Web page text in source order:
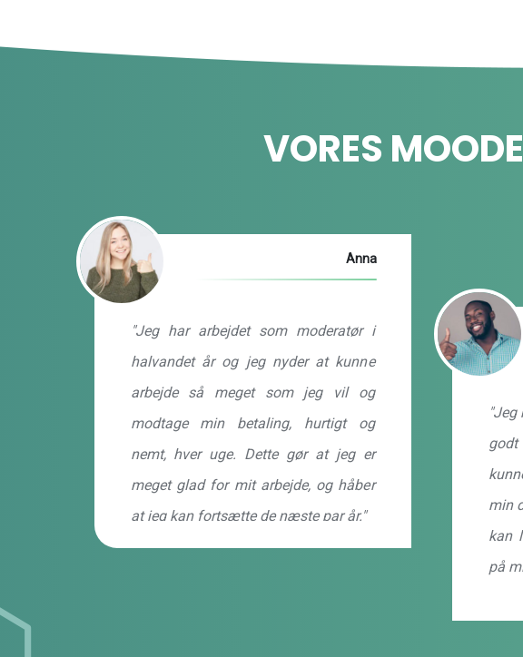
VORES
Anna
"Jeg har arbejdet som moderatør i
halvandet år og jeg nyder at kunne
arbejde så meget som jeg vil og
modtage min betaling, hurtigt og
nemt, hver uge. Dette gør at jeg er
meget glad for mit arbejde, og håber
at jeg kan fortsætte de næste par år."
"Jeg
min
kan
på